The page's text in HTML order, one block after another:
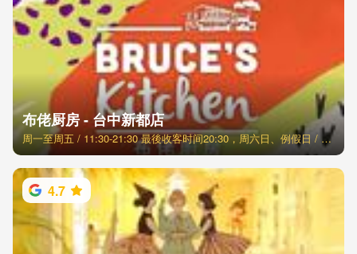
布佬厨房 - 台中新都店
周一至周五 / 11:30-21:30 最後收客时间20:30，周六日、例假日 / 11:00-21:30 最後收客时间20:30
4.7